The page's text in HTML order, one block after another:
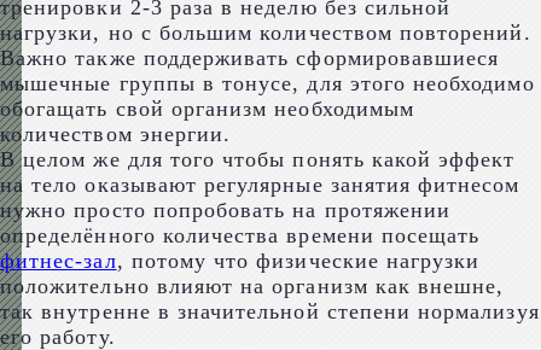
тренировки 2-3 раза в неделю без сильной
нагрузки, но с большим количеством повторений.
Важно также поддерживать сформировавшиеся
мышечные группы в тонусе, для этого необходимо
обогащать свой организм необходимым
количеством энергии.
В целом же для того чтобы понять какой эффект
на тело оказывают регулярные занятия фитнесом
нужно просто попробовать на протяжении
определённого количества времени посещать
фитнес-зал, потому что физические нагрузки
положительно влияют на организм как внешне,
так внутренне в значительной степени нормализуя
его работу.